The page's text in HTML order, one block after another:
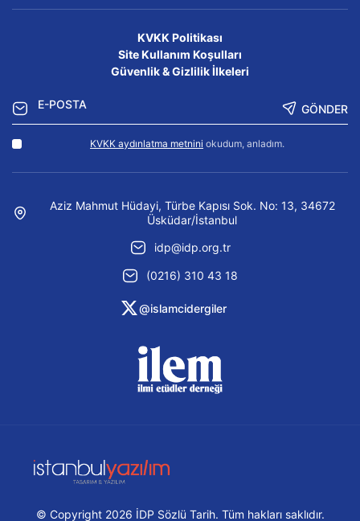
KVKK Politikası
Site Kullanım Koşulları
Güvenlik & Gizlilik İlkeleri
GÖNDER
KVKK aydınlatma metnini okudum, anladım.
Aziz Mahmut Hüdayi, Türbe Kapısı Sok. No: 13, 34672
Üsküdar/İstanbul
idp@idp.org.tr
(0216) 310 43 18
@islamcidergiler
© Copyright 2026 İDP Sözlü Tarih. Tüm hakları saklıdır.